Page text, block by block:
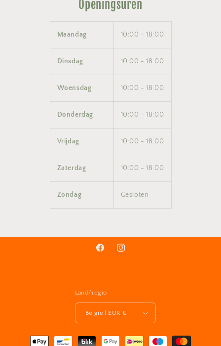
Openingsuren
Maandag 10:00 - 18:00
Dinsdag 10:00 - 18:00
Woensdag 10:00 - 18:00
Donderdag 10:00 - 18:00
Vrijdag 10:00 - 18:00
Zaterdag 10:00 - 18:00
Zondag Gesloten
FacebookInstagram
Land/regio
België | EUR €
Betaalmethoden